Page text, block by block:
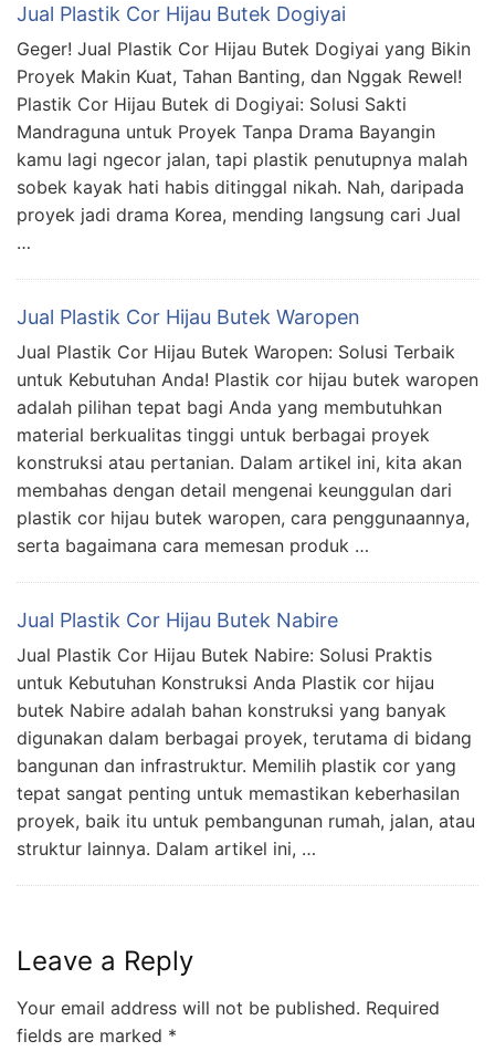
Jual Plastik Cor Hijau Butek Dogiyai
Geger! Jual Plastik Cor Hijau Butek Dogiyai yang Bikin
Proyek Makin Kuat, Tahan Banting, dan Nggak Rewel!
Plastik Cor Hijau Butek di Dogiyai: Solusi Sakti
Mandraguna untuk Proyek Tanpa Drama Bayangin
kamu lagi ngecor jalan, tapi plastik penutupnya malah
sobek kayak hati habis ditinggal nikah. Nah, daripada
proyek jadi drama Korea, mending langsung cari Jual
…
Jual Plastik Cor Hijau Butek Waropen
Jual Plastik Cor Hijau Butek Waropen: Solusi Terbaik
untuk Kebutuhan Anda! Plastik cor hijau butek waropen
adalah pilihan tepat bagi Anda yang membutuhkan
material berkualitas tinggi untuk berbagai proyek
konstruksi atau pertanian. Dalam artikel ini, kita akan
membahas dengan detail mengenai keunggulan dari
plastik cor hijau butek waropen, cara penggunaannya,
serta bagaimana cara memesan produk …
Jual Plastik Cor Hijau Butek Nabire
Jual Plastik Cor Hijau Butek Nabire: Solusi Praktis
untuk Kebutuhan Konstruksi Anda Plastik cor hijau
butek Nabire adalah bahan konstruksi yang banyak
digunakan dalam berbagai proyek, terutama di bidang
bangunan dan infrastruktur. Memilih plastik cor yang
tepat sangat penting untuk memastikan keberhasilan
proyek, baik itu untuk pembangunan rumah, jalan, atau
struktur lainnya. Dalam artikel ini, …
Leave a Reply
Your email address will not be published. Required
fields are marked *